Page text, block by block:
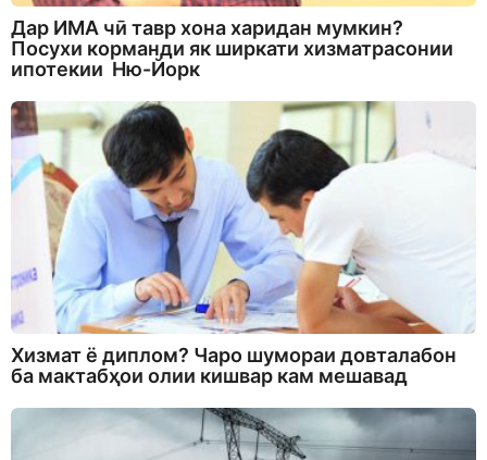
Дар ИМА чӣ тавр хона харидан мумкин?
Посухи корманди як ширкати хизматрасонии
ипотекии Ню-Йорк
Хизмат ё диплом? Чаро шумораи довталабон
ба мактабҳои олии кишвар кам мешавад